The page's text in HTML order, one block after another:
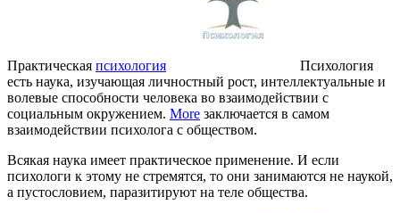
Практическая психология
Психология
есть наука, изучающая личностный рост, интеллектуальные и
волевые способности человека во взаимодействии с
социальным окружением. More заключается в самом
взаимодействии психолога с обществом.
Всякая наука имеет практическое применение. И если
психологи к этому не стремятся, то они занимаются не наукой,
а пустословием, паразитируют на теле общества.